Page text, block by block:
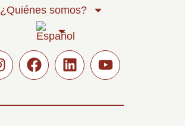
¿Quiénes somos?